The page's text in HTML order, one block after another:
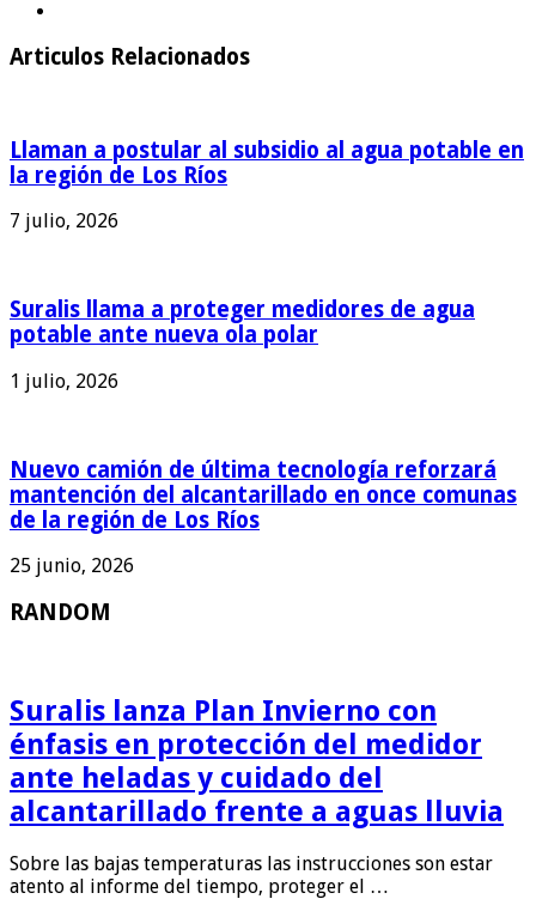
Articulos Relacionados
Llaman a postular al subsidio al agua potable en
la región de Los Ríos
7 julio, 2026
Suralis llama a proteger medidores de agua
potable ante nueva ola polar
1 julio, 2026
Nuevo camión de última tecnología reforzará
mantención del alcantarillado en once comunas
de la región de Los Ríos
25 junio, 2026
RANDOM
Suralis lanza Plan Invierno con
énfasis en protección del medidor
ante heladas y cuidado del
alcantarillado frente a aguas lluvia
Sobre las bajas temperaturas las instrucciones son estar
atento al informe del tiempo, proteger el …